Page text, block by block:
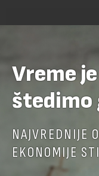
Vreme
štedimo
NAJVREDNIJE
EKONOMIJE